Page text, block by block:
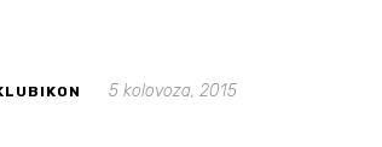
5 kolovoza, 2015